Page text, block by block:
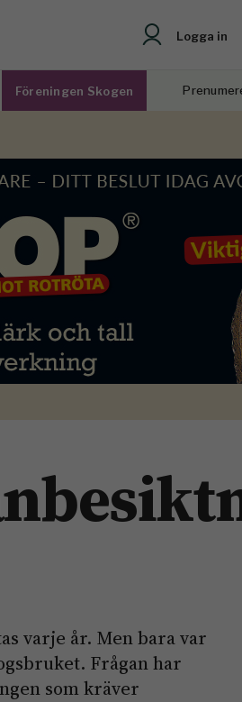
Logga in
Föreningen Skogen
varje år. Men bara var
Frågan har
som kräver